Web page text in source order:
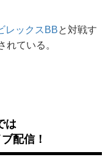
レックスBBと対戦す
れている。
は
配信！